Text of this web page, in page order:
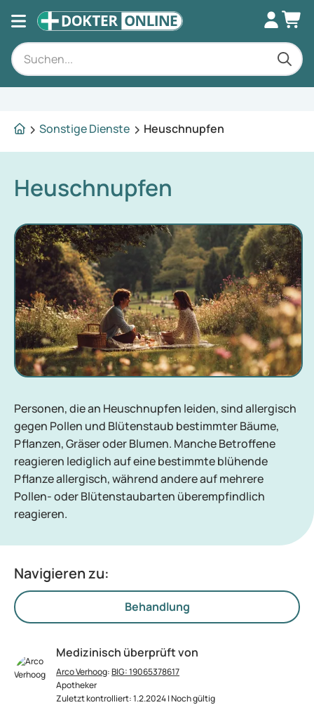
Sonstige Dienste
Heuschnupfen
Heuschnupfen
Personen, die an Heuschnupfen leiden, sind allergisch
gegen Pollen und Blütenstaub bestimmter Bäume,
Pflanzen, Gräser oder Blumen. Manche Betroffene
reagieren lediglich auf eine bestimmte blühende
Pflanze allergisch, während andere auf mehrere
Pollen- oder Blütenstaubarten überempfindlich
reagieren.
Navigieren zu:
Behandlung
Medizinisch überprüft von
Arco Verhoog:BIG: 19065378617
Apotheker
Zuletzt kontrolliert: 1.2.2024 | Noch gültig